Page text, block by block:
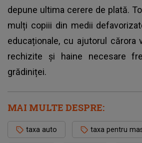
depune ultima cerere de plată.
mulți copiii din medii
educaționale, cu ajutorul cărora
rechizite și haine necesare
grădiniței.
MAI MULTE DESPRE:
taxa auto taxa pentru